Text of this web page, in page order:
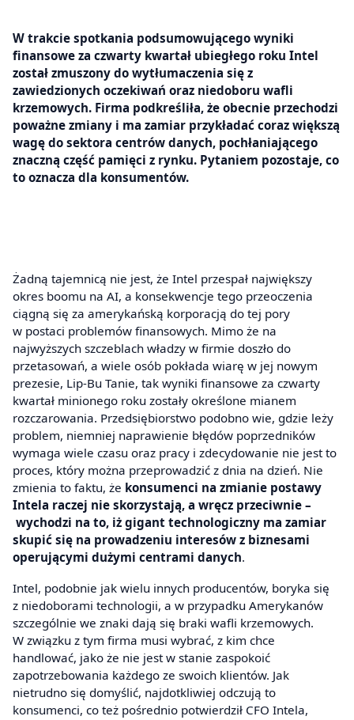
W trakcie spotkania podsumowującego wyniki
finansowe za czwarty kwartał ubiegłego roku Intel
został zmuszony do wytłumaczenia się z
zawiedzionych oczekiwań oraz niedoboru wafli
krzemowych. Firma podkreśliła, że obecnie przechodzi
poważne zmiany i ma zamiar przykładać coraz większą
wagę do sektora centrów danych, pochłaniającego
znaczną część pamięci z rynku. Pytaniem pozostaje, co
to oznacza dla konsumentów.
Żadną tajemnicą nie jest, że Intel przespał największy
okres boomu na AI, a konsekwencje tego przeoczenia
ciągną się za amerykańską korporacją do tej pory
w postaci problemów finansowych. Mimo że na
najwyższych szczeblach władzy w firmie doszło do
przetasowań, a wiele osób pokłada wiarę w jej nowym
prezesie, Lip-Bu Tanie, tak wyniki finansowe za czwarty
kwartał minionego roku zostały określone mianem
rozczarowania. Przedsiębiorstwo podobno wie, gdzie leży
problem, niemniej naprawienie błędów poprzedników
wymaga wiele czasu oraz pracy i zdecydowanie nie jest to
proces, który można przeprowadzić z dnia na dzień. Nie
zmienia to faktu, że konsumenci na zmianie postawy
Intela raczej nie skorzystają, a wręcz przeciwnie –
wychodzi na to, iż gigant technologiczny ma zamiar
skupić się na prowadzeniu interesów z biznesami
operującymi dużymi centrami danych.
Intel, podobnie jak wielu innych producentów, boryka się
z niedoborami technologii, a w przypadku Amerykanów
szczególnie we znaki dają się braki wafli krzemowych.
W związku z tym firma musi wybrać, z kim chce
handlować, jako że nie jest w stanie zaspokoić
zapotrzebowania każdego ze swoich klientów. Jak
nietrudno się domyślić, najdotkliwiej odczują to
konsumenci, co też pośrednio potwierdził CFO Intela,